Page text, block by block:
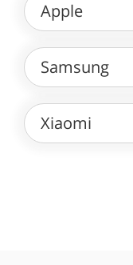
Apple
Samsung
Xiaomi